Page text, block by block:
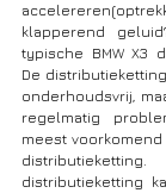
klapperend
typische BMW X3
De
onderhoudsvrij,
regelmatig
meest
distributieketting